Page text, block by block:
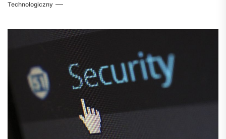
Technologiczny